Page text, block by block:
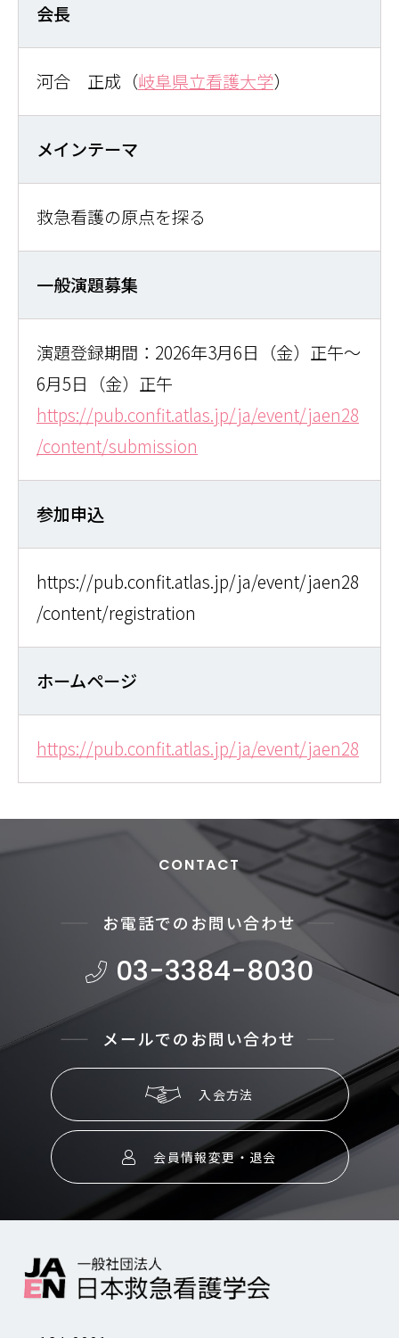
会長
河合 正成（岐阜県立看護大学）
メインテーマ
救急看護の原点を探る
一般演題募集
演題登録期間：2026年3月6日（金）正午～
6月5日（金）正午
https://pub.confit.atlas.jp/ja/event/jaen28
/content/submission
参加申込
https://pub.confit.atlas.jp/ja/event/jaen28
/content/registration
ホームページ
https://pub.confit.atlas.jp/ja/event/jaen28
CONTACT
お電話でのお問い合わせ
03-3384-8030
メールでのお問い合わせ
入会方法
会員情報変更・退会